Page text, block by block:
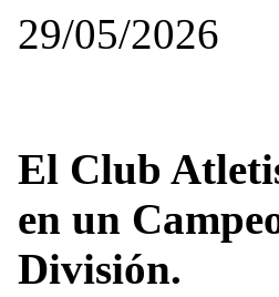
29/05/2026
El Club
en un
División.